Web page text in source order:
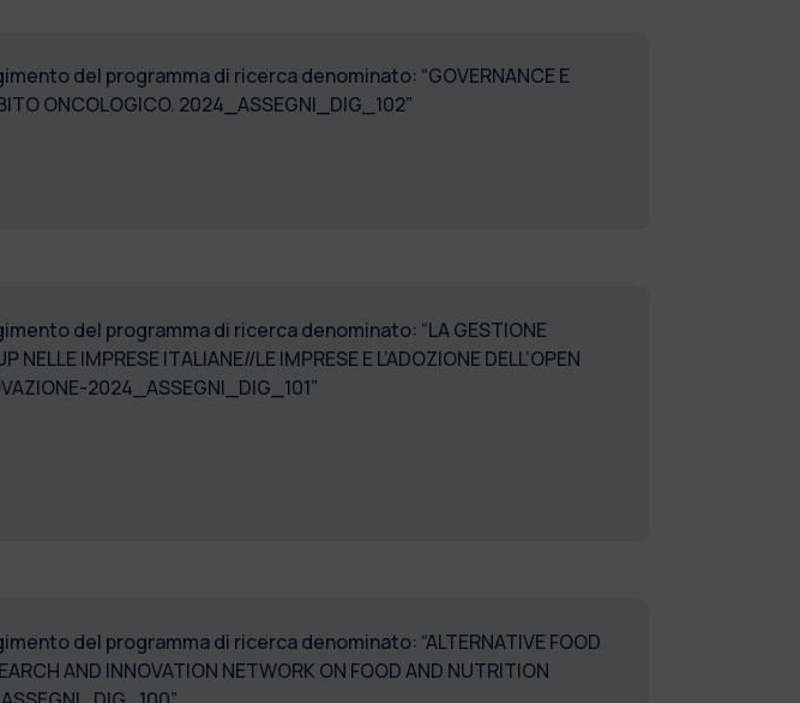
del programma di ricerca denominato: “GOVERNANCE E
ONCOLOGICO. 2024_ASSEGNI_DIG_102”
del programma di ricerca denominato: “LA GESTIONE
IMPRESE ITALIANE//LE IMPRESE E L’ADOZIONE DELL’OPEN
2024_ASSEGNI_DIG_101”
del programma di ricerca denominato: “ALTERNATIVE FOOD
AND INNOVATION NETWORK ON FOOD AND NUTRITION